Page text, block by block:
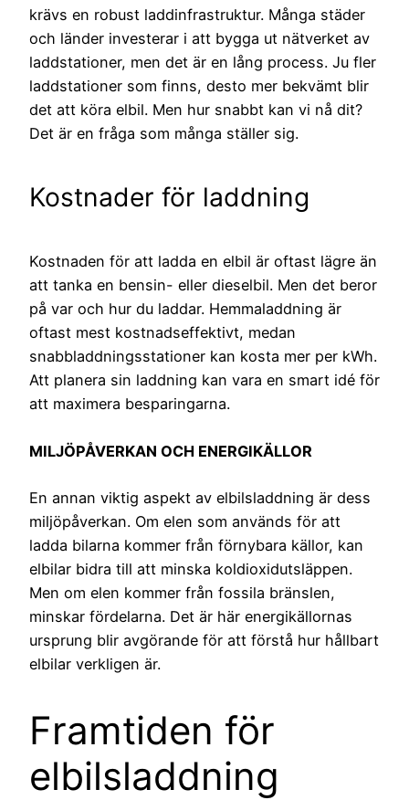
krävs en robust laddinfrastruktur. Många städer
och länder investerar i att bygga ut nätverket av
laddstationer, men det är en lång process. Ju fler
laddstationer som finns, desto mer bekvämt blir
det att köra elbil. Men hur snabbt kan vi nå dit?
Det är en fråga som många ställer sig.
Kostnader för laddning
Kostnaden för att ladda en elbil är oftast lägre än
att tanka en bensin- eller dieselbil. Men det beror
på var och hur du laddar. Hemmaladdning är
oftast mest kostnadseffektivt, medan
snabbladdningsstationer kan kosta mer per kWh.
Att planera sin laddning kan vara en smart idé för
att maximera besparingarna.
MILJÖPÅVERKAN OCH ENERGIKÄLLOR
En annan viktig aspekt av elbilsladdning är dess
miljöpåverkan. Om elen som används för att
ladda bilarna kommer från förnybara källor, kan
elbilar bidra till att minska koldioxidutsläppen.
Men om elen kommer från fossila bränslen,
minskar fördelarna. Det är här energikällornas
ursprung blir avgörande för att förstå hur hållbart
elbilar verkligen är.
Framtiden för
elbilsladdning